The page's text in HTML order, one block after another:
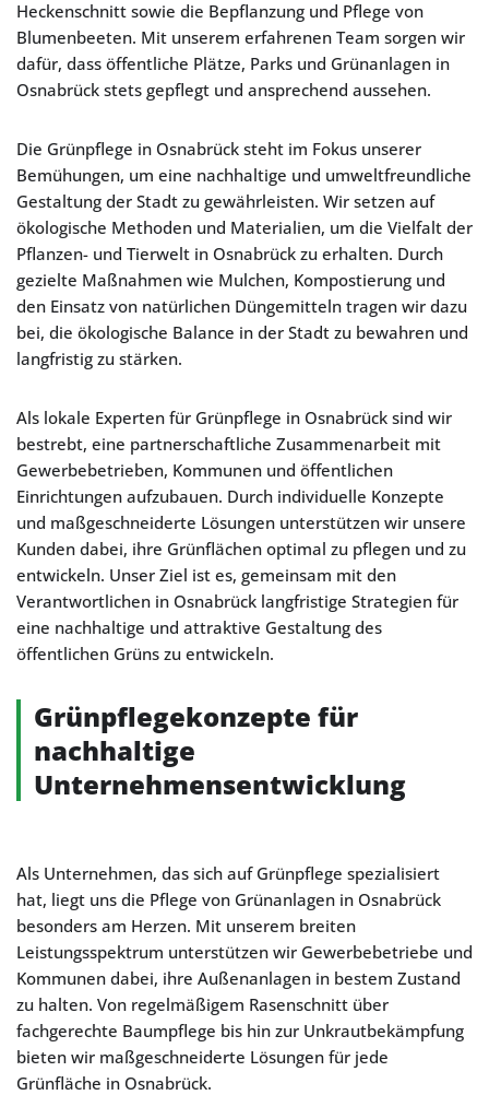
Heckenschnitt sowie die Bepflanzung und Pflege von
Blumenbeeten. Mit unserem erfahrenen Team sorgen wir
dafür, dass öffentliche Plätze, Parks und Grünanlagen in
Osnabrück stets gepflegt und ansprechend aussehen.
Die Grünpflege in Osnabrück steht im Fokus unserer
Bemühungen, um eine nachhaltige und umweltfreundliche
Gestaltung der Stadt zu gewährleisten. Wir setzen auf
ökologische Methoden und Materialien, um die Vielfalt der
Pflanzen- und Tierwelt in Osnabrück zu erhalten. Durch
gezielte Maßnahmen wie Mulchen, Kompostierung und
den Einsatz von natürlichen Düngemitteln tragen wir dazu
bei, die ökologische Balance in der Stadt zu bewahren und
langfristig zu stärken.
Als lokale Experten für Grünpflege in Osnabrück sind wir
bestrebt, eine partnerschaftliche Zusammenarbeit mit
Gewerbebetrieben, Kommunen und öffentlichen
Einrichtungen aufzubauen. Durch individuelle Konzepte
und maßgeschneiderte Lösungen unterstützen wir unsere
Kunden dabei, ihre Grünflächen optimal zu pflegen und zu
entwickeln. Unser Ziel ist es, gemeinsam mit den
Verantwortlichen in Osnabrück langfristige Strategien für
eine nachhaltige und attraktive Gestaltung des
öffentlichen Grüns zu entwickeln.
Grünpflegekonzepte für
nachhaltige
Unternehmensentwicklung
Als Unternehmen, das sich auf Grünpflege spezialisiert
hat, liegt uns die Pflege von Grünanlagen in Osnabrück
besonders am Herzen. Mit unserem breiten
Leistungsspektrum unterstützen wir Gewerbebetriebe und
Kommunen dabei, ihre Außenanlagen in bestem Zustand
zu halten. Von regelmäßigem Rasenschnitt über
fachgerechte Baumpflege bis hin zur Unkrautbekämpfung
bieten wir maßgeschneiderte Lösungen für jede
Grünfläche in Osnabrück.